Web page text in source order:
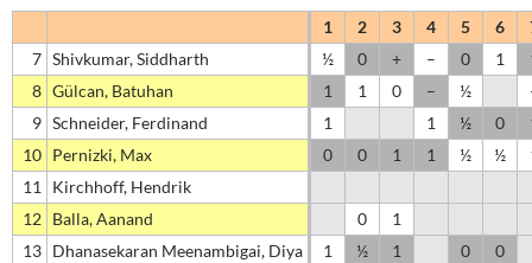
1 2 3 4 5 6
7 Shivkumar, Siddharth ½ 0 + – 0 1
8 Gülcan, Batuhan 1 1 0 – ½
9 Schneider, Ferdinand 1 1 ½ 0
10 Pernizki, Max 0 0 1 1 ½ ½
11
Kirchhoff, Hendrik
12 Balla, Aanand 0
1
13 Dhanasekaran Meenambigai, Diya 1 ½ 1 0
0